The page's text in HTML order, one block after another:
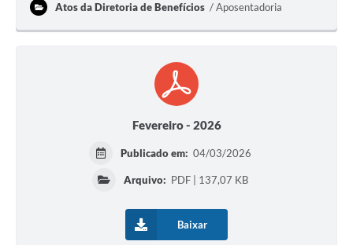
Atos da Diretoria de Benefícios Aposentadoria
Fevereiro - 2026
Publicado em: 04/03/2026
Arquivo: PDF | 137,07 KB
Baixar